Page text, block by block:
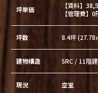
坪単価
【賃料】
【管理費】0
坪数 8.4坪 (27.78
建物構造 SRC / 11階
現況 空室